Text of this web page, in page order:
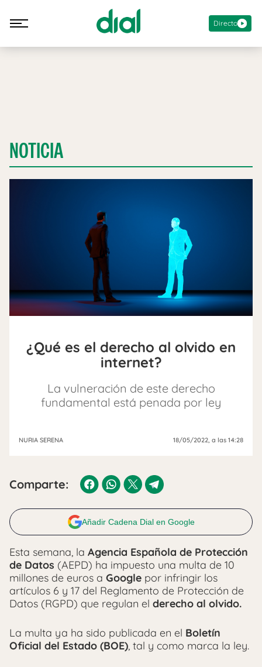
Directo
NOTICIA
¿Qué es el derecho al olvido en
internet?
La vulneración de este derecho
fundamental está penada por ley
NURIA SERENA 18/05/2022, a las 14:28
Comparte:
Añadir Cadena Dial en Google
Esta semana, la Agencia Española de Protección
de Datos (AEPD) ha impuesto una multa de 10
millones de euros a Google por infringir los
artículos 6 y 17 del Reglamento de Protección de
Datos (RGPD) que regulan el derecho al olvido.
La multa ya ha sido publicada en el Boletín
Oficial del Estado (BOE), tal y como marca la ley.